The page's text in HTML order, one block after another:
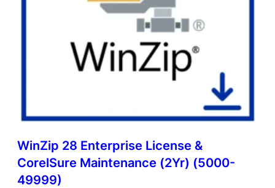
WinZip 28 Enterprise License &
CorelSure Maintenance (2Yr) (5000-
49999)